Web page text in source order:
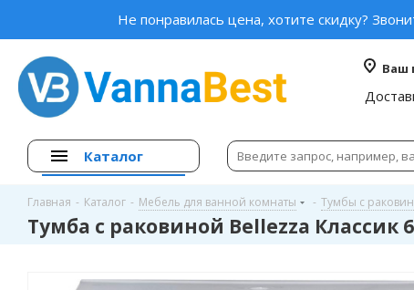
Не понравилась цена, хотите скидку?
Ваш
Каталог
Главная - Каталог - Мебель для ванной комнаты - Тумбы с
Тумба с раковиной Bellezza Классик